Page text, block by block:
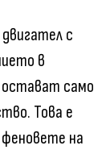
с
в
остават само
Това е
на